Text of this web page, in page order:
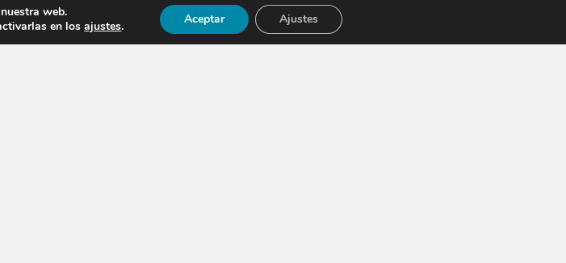
web.
en losajustes. Aceptar Ajustes